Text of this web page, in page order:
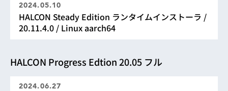
2024.05.10
HALCON Steady Edition ランタイムインストーラ /
20.11.4.0 / Linux aarch64
HALCON Progress Edtion 20.05 フル
2024.06.27